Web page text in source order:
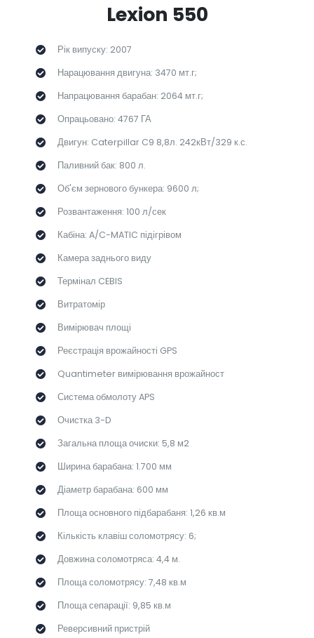
Lexion 550
Рік випуску: 2007
Нарацювання двигуна: 3470 мт.г;
Напрацювання барабан: 2064 мт.г;
Опрацьовано: 4767 ГА
Двигун: Caterpillar C9 8,8л. 242кВт/329 к.с.
Паливний бак: 800 л.
Об'єм зернового бункера: 9600 л;
Розвантаження: 100 л/сек
Кабіна: A/C-MATIC підігрівом
Камера заднього виду
Термінал CEBIS
Витратомір
Вимірювач площі
Реєстрація врожайності GPS
Quantimeter вимірювання врожайност
Система обмолоту APS
Очистка 3-D
Загальна площа очиски: 5,8 м2
Ширина барабана: 1.700 мм
Діаметр барабана: 600 мм
Площа основного підбарабаня: 1,26 кв.м
Кількість клавіш соломотрясу: 6;
Довжина соломотряса: 4,4 м.
Площа соломотрясу: 7,48 кв.м
Площа сепарації: 9,85 кв.м
Реверсивний пристрій